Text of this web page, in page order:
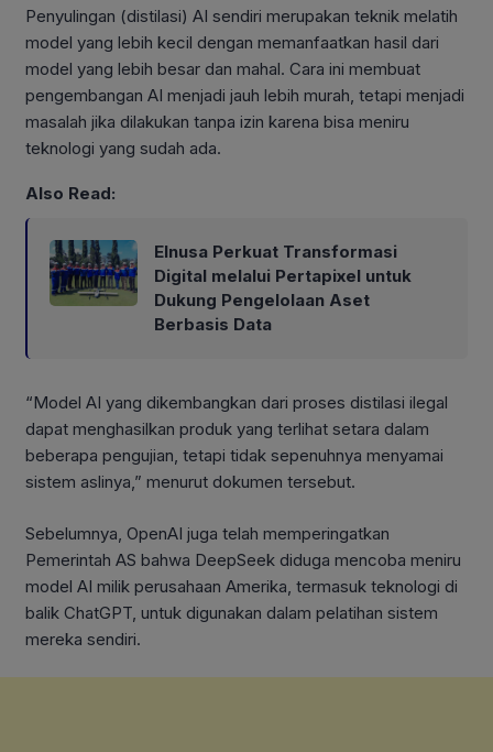
Penyulingan (distilasi) AI sendiri merupakan teknik melatih
model yang lebih kecil dengan memanfaatkan hasil dari
model yang lebih besar dan mahal. Cara ini membuat
pengembangan AI menjadi jauh lebih murah, tetapi menjadi
masalah jika dilakukan tanpa izin karena bisa meniru
teknologi yang sudah ada.
Also Read:
Elnusa Perkuat Transformasi
Digital melalui Pertapixel untuk
Dukung Pengelolaan Aset
Berbasis Data
“Model AI yang dikembangkan dari proses distilasi ilegal
dapat menghasilkan produk yang terlihat setara dalam
beberapa pengujian, tetapi tidak sepenuhnya menyamai
sistem aslinya,” menurut dokumen tersebut.
Sebelumnya, OpenAI juga telah memperingatkan
Pemerintah AS bahwa DeepSeek diduga mencoba meniru
model AI milik perusahaan Amerika, termasuk teknologi di
balik ChatGPT, untuk digunakan dalam pelatihan sistem
mereka sendiri.